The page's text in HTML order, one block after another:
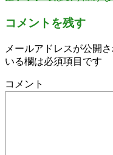
コメントを残す
メールアドレスが公開
いる欄は必須項目です
コメント